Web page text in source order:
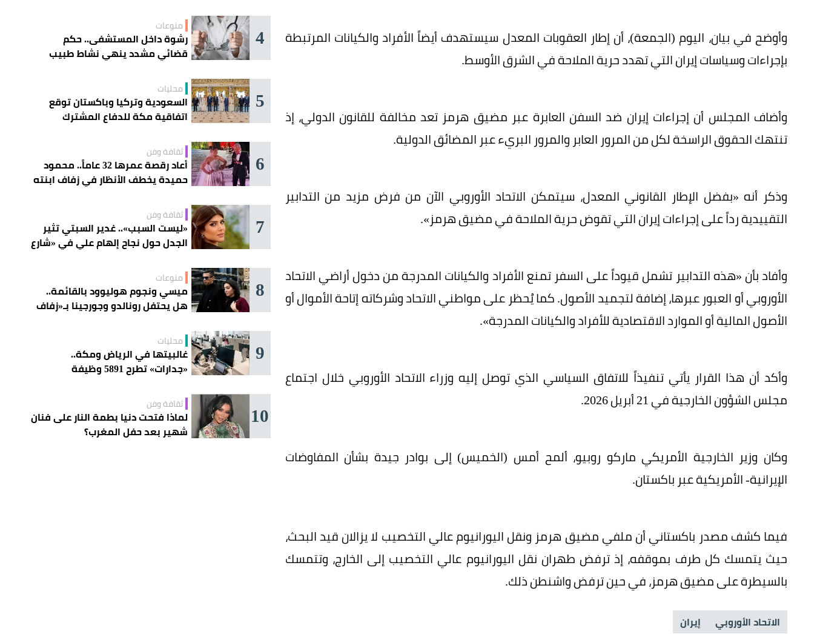
وأوضح في بيان، اليوم (الجمعة)، أن إطار العقوبات المعدل سيستهدف أيضاً الأفراد والكيانات المرتبطة
بإجراءات وسياسات إيران التي تهدد حرية الملاحة في الشرق الأوسط.
وأضاف المجلس أن إجراءات إيران ضد السفن العابرة عبر مضيق هرمز تعد مخالفة للقانون الدولي، إذ
تنتهك الحقوق الراسخة لكل من المرور العابر والمرور البريء عبر المضائق الدولية.
وذكر أنه «بفضل الإطار القانوني المعدل، سيتمكن الاتحاد الأوروبي الآن من فرض مزيد من التدابير
التقييدية رداً على إجراءات إيران التي تقوض حرية الملاحة في مضيق هرمز».
وأفاد بأن «هذه التدابير تشمل قيوداً على السفر تمنع الأفراد والكيانات المدرجة من دخول أراضي الاتحاد
الأوروبي أو العبور عبرها، إضافة لتجميد الأصول. كما يُحظر على مواطني الاتحاد وشركاته إتاحة الأموال أو
الأصول المالية أو الموارد الاقتصادية للأفراد والكيانات المدرجة».
وأكد أن هذا القرار يأتي تنفيذاً للاتفاق السياسي الذي توصل إليه وزراء الاتحاد الأوروبي خلال اجتماع
مجلس الشؤون الخارجية في 21 أبريل 2026.
وكان وزير الخارجية الأمريكي ماركو روبيو، ألمح أمس (الخميس) إلى بوادر جيدة بشأن المفاوضات
الإيرانية- الأمريكية عبر باكستان.
فيما كشف مصدر باكستاني أن ملفي مضيق هرمز ونقل اليورانيوم عالي التخصيب لا يزالان قيد البحث،
حيث يتمسك كل طرف بموقفه، إذ ترفض طهران نقل اليورانيوم عالي التخصيب إلى الخارج، وتتمسك
بالسيطرة على مضيق هرمز، في حين ترفض واشنطن ذلك.
الاتحاد الأوروبي إيران
4 منوعات
رشوة داخل المستشفى.. حكم
قضائي مشدد ينهي نشاط طبيب
5 محليات
السعودية وتركيا وباكستان توقع
اتفاقية مكة للدفاع المشترك
6 ثقافة وفن
أعاد رقصة عمرها 32 عاماً.. محمود
حميدة يخطف الأنظار في زفاف ابنته
7 ثقافة وفن
«ليست السبب».. غدير السبتي تثير
الجدل حول نجاح إلهام علي في «شارع
8 منوعات
ميسي ونجوم هوليوود بالقائمة..
هل يحتفل رونالدو وجورجينا بـ«زفاف
9 محليات
غالبيتها في الرياض ومكة..
«جدارات» تطرح 5891 وظيفة
10 ثقافة وفن
لماذا فتحت دنيا بطمة النار على فنان
شهير بعد حفل المغرب؟